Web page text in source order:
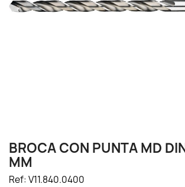
BROCA CON PUNTA MD
MM
Ref: V11.840.0400